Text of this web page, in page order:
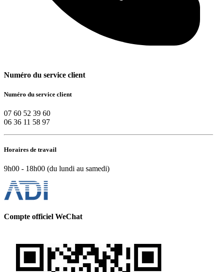
Numéro du service client
Numéro du service client
07 60 52 39 60
06 36 11 58 97
Horaires de travail
9h00 - 18h00 (du lundi au samedi)
Compte officiel WeChat